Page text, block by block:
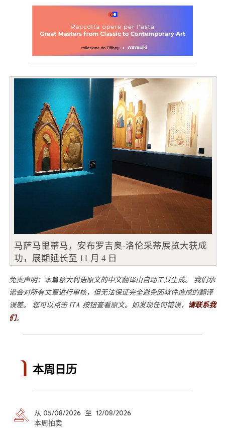
马萨马里蒂马，安布罗吉奥-洛伦采蒂展览大获成
功，展期延长至 11 月 4 日
免责声明：本篇意大利语原文的中文翻译由自动工具生成。 我们承
诺会对所有文章进行审核，但无法保证完全避免因软件造成的翻译
误差。 您可以点击 ITA 按钮查看原文。如发现任何错误， 请联系我
们。
本周日历
从 05/08/2026 至 12/08/2026
本周拍卖